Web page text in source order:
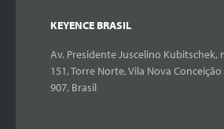
KEYENCE BRASIL
Av. Presidente Juscelino Kubitschek,
151, Torre Norte, Vila Nova Conceição
907, Brasil